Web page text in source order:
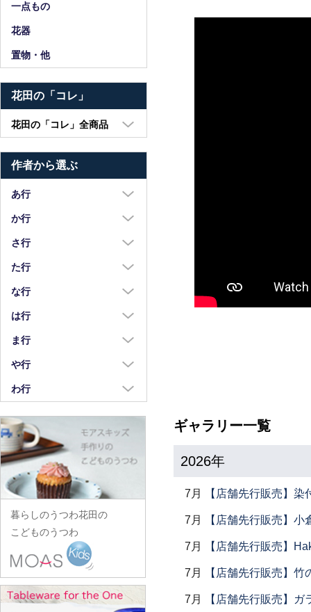
ギャラリー一覧
2026年
7月 【店舗先行販売】染
7月 【店舗先行販売】
7月 【店舗先行販売】
7月 【店舗先行販売】竹
7月 【店舗先行販売】ガ
一点もの
花器
置物・他
花田の「コレ」
花田の「コレ」全商品
鉢・湯呑・カップ
汁椀・土鍋・折敷
小物・カトラリー
作者から選ぶ
あ行
浅野奈生
苧野直樹
安達和治
荒川真吾
荒賀文成
有馬和博
iiDA Woodturning
伊賀焼土楽
池島直人
池島仁美
生島賢
生島明水
池田大介
石川漆宝堂
石田誠
か行
蠣崎マコト
葛西国太郎
葛西義信
河上智美
川合孝知
川辺忠
川村宏樹
幹山繁太
季更器窯
岸野寛
北野敏一（犀ノ音窯）
日下華子
葛和万紀
さ行
坂本達哉
佐川岳彦
佐々木暢子
重田良古
島田まるみ
志村睦彦
城進
菅原博之
杉本太郎
鈴木重孝
鈴木潤吾
た行
高島慎一
高木剛
瀧田操
田中あい
田中佐和子
谷口嘉
谷永太郎
玉山保男
田沼英里
崔在皓
な行
中荒江道子
中尾万作
中川紀夫
中町いずみ
中村一也
中村幸一郎
d.Tam 中村孝子/桃子
中村智美
中村真紀
中山孝志
名古路英介
西納三枝
は行
橋村大作
長谷川由香
畑中篤
花岡隆
花田オリジナル
羽生直記
林京子
林拓児
原口潔
原田七重
原田譲
原光弘
日高伸治
ま行
前田麻美
正木春蔵
松浦コータロー
松浦ナオコ
松葉勇輝
松本郁美
松本優樹
松本良夫
三浦侑子
水垣千悦
水野克俊
や行
八木橋昇
山口硝子
山口利枝
山崎葉
山田洋次
山田隆太郎
山中恵介
山本哲也
山本恭代
山本亮平
わ行
ワダコーヘー
渡辺信史
渡邊心平
暮らしのうつわ花田の
こどものうつわ